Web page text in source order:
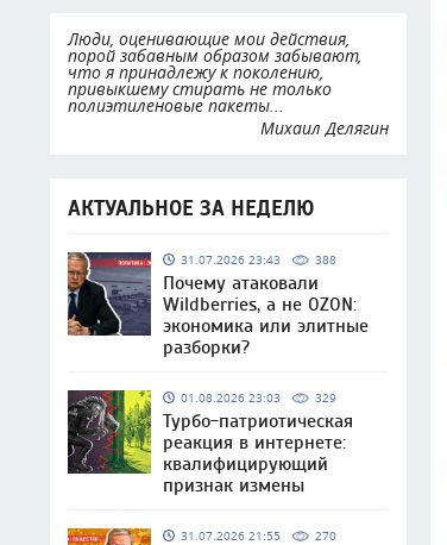
Люди, оценивающие мои действия,
порой забавным образом забывают,
что я принадлежу к поколению,
привыкшему стирать не только
полиэтиленовые пакеты...
Михаил Делягин
АКТУАЛЬНОЕ ЗА НЕДЕЛЮ
31.07.2026 23:43 388
Почему атаковали
Wildberries, а не OZON:
экономика или элитные
разборки?
01.08.2026 23:03 329
Турбо-патриотическая
реакция в интернете:
квалифицирующий
признак измены
31.07.2026 21:55 270